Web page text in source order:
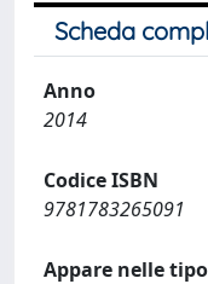
Scheda
Anno
2014
Codice ISBN
9781783265091
Appare nelle